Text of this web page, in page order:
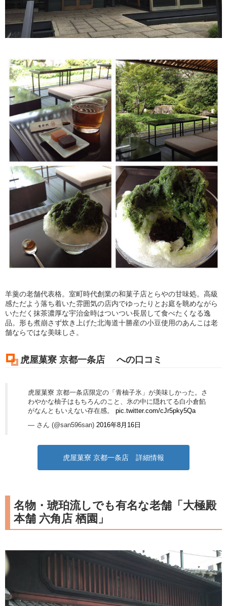
羊羹の老舗代表格。室町時代創業の和菓子店とらやの甘味処。高級
感ただよう落ち着いた雰囲気の店内でゆったりとお庭を眺めながら
いただく抹茶濃厚な宇治金時はついつい長居して食べたくなる逸
品。形も煮崩さず炊き上げた北海道十勝産の小豆使用のあんこは老
舗ならではな美味しさ。
虎屋菓寮 京都一条店 への口コミ
虎屋菓寮 京都一条店限定の「青柚子氷」が美味しかった。さ
わやかな柚子はもちろんのこと、氷の中に隠れてる白小倉餡
がなんともいえない存在感。 pic.twitter.com/cJr5pky5Qa
— さん (@san596san) 2016年8月16日
虎屋菓寮 京都一条店 詳細情報
名物・琥珀流しでも有名な老舗「大極殿
本舗 六角店 栖園」